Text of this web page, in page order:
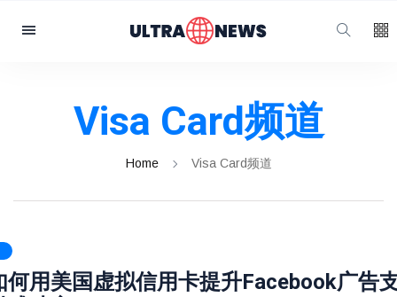
Visa Card频道
住宅Proxy 20
全球数据筛选工具
Twitter专辑
Visa Card频道
Home Visa Card频道
何用美国虚拟信用卡提升Facebook广告